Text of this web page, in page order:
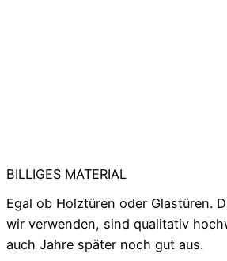
BILLIGES MATERIAL
Egal ob Holztüren oder Glastüren.
wir verwenden, sind qualitativ
auch Jahre später noch gut aus.